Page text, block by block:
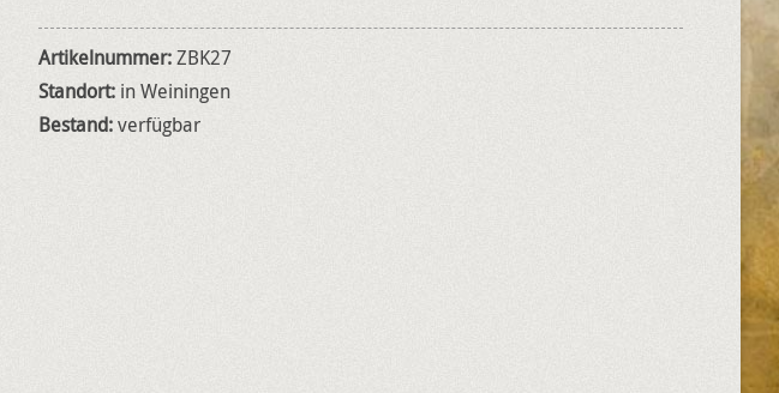
Artikelnummer:ZBK27
Standort: in Weiningen
Bestand:verfügbar